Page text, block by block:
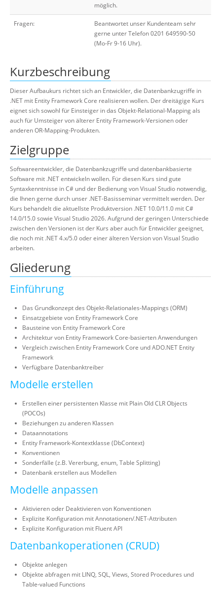
möglich.
Fragen:
Beantwortet unser Kundenteam sehr
gerne unter Telefon 0201 649590-50
(Mo-Fr 9-16 Uhr).
Kurzbeschreibung
Dieser Aufbaukurs richtet sich an Entwickler, die Datenbankzugriffe in
.NET mit Entity Framework Core realisieren wollen. Der dreitägige Kurs
eignet sich sowohl für Einsteiger in das Objekt-Relational-Mapping als
auch für Umsteiger von älterer Entity Framework-Versionen oder
anderen OR-Mapping-Produkten.
Zielgruppe
Softwareentwickler, die Datenbankzugriffe und datenbankbasierte
Software mit .NET entwickeln wollen. Für diesen Kurs sind gute
Syntaxkenntnisse in C# und der Bedienung von Visual Studio notwendig,
die Ihnen gerne durch unser .NET-Basisseminar vermittelt werden. Der
Kurs behandelt die aktuellste Produktversion .NET 10.0/11.0 mit C#
14.0/15.0 sowie Visual Studio 2026. Aufgrund der geringen Unterschiede
zwischen den Versionen ist der Kurs aber auch für Entwickler geeignet,
die noch mit .NET 4.x/5.0 oder einer älteren Version von Visual Studio
arbeiten.
Gliederung
Einführung
Das Grundkonzept des Objekt-Relationales-Mappings (ORM)
Einsatzgebiete von Entity Framework Core
Bausteine von Entity Framework Core
Architektur von Entity Framework Core-basierten Anwendungen
Vergleich zwischen Entity Framework Core und ADO.NET Entity
Framework
Verfügbare Datenbanktreiber
Modelle erstellen
Erstellen einer persistenten Klasse mit Plain Old CLR Objects
(POCOs)
Beziehungen zu anderen Klassen
Dataannotations
Entity Framework-Kontextklasse (DbContext)
Konventionen
Sonderfälle (z.B. Vererbung, enum, Table Splitting)
Datenbank erstellen aus Modellen
Modelle anpassen
Aktivieren oder Deaktivieren von Konventionen
Explizite Konfiguration mit Annotationen/.NET-Attributen
Explizite Konfiguration mit Fluent API
Datenbankoperationen (CRUD)
Objekte anlegen
Objekte abfragen mit LINQ, SQL, Views, Stored Procedures und
Table-valued Functions